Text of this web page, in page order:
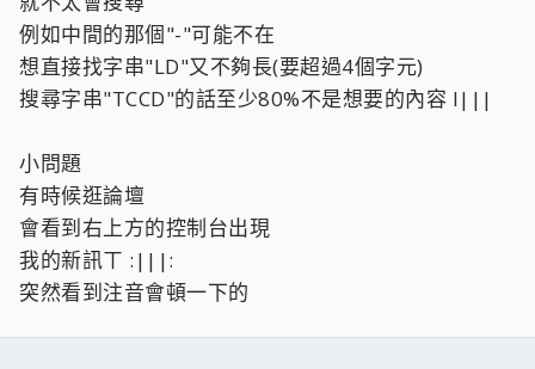
例如中間的那個"-"可能不在
想直接找字串"LD"又不夠長(要超過4個字元)
搜尋字串"TCCD"的話至少80%不是想要的內容 l|||
小問題
有時候逛論壇
會看到右上方的控制台出現
我的新訊ㄒ :|||:
突然看到注音會頓一下的